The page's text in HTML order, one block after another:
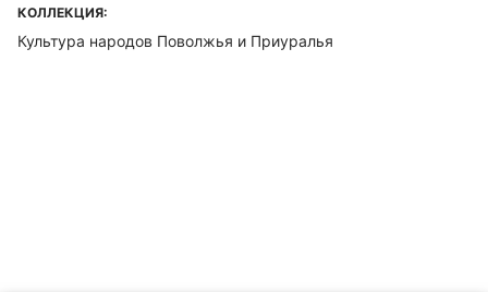
КОЛЛЕКЦИЯ:
Культура народов Поволжья и Приуралья